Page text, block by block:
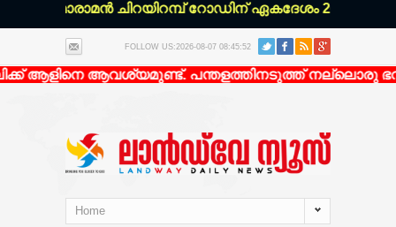
മാരാമൻ ചിറയിറമ്പ് റോഡിന് ഏകദേശം 200 മീറ്റർ
FOLLOW US:2026-08-07 08:45:52
ആളിനെ ആവശ്യമുണ്ട്. പന്തളത്തിനടുത്ത് നല്ലൊരു
Home